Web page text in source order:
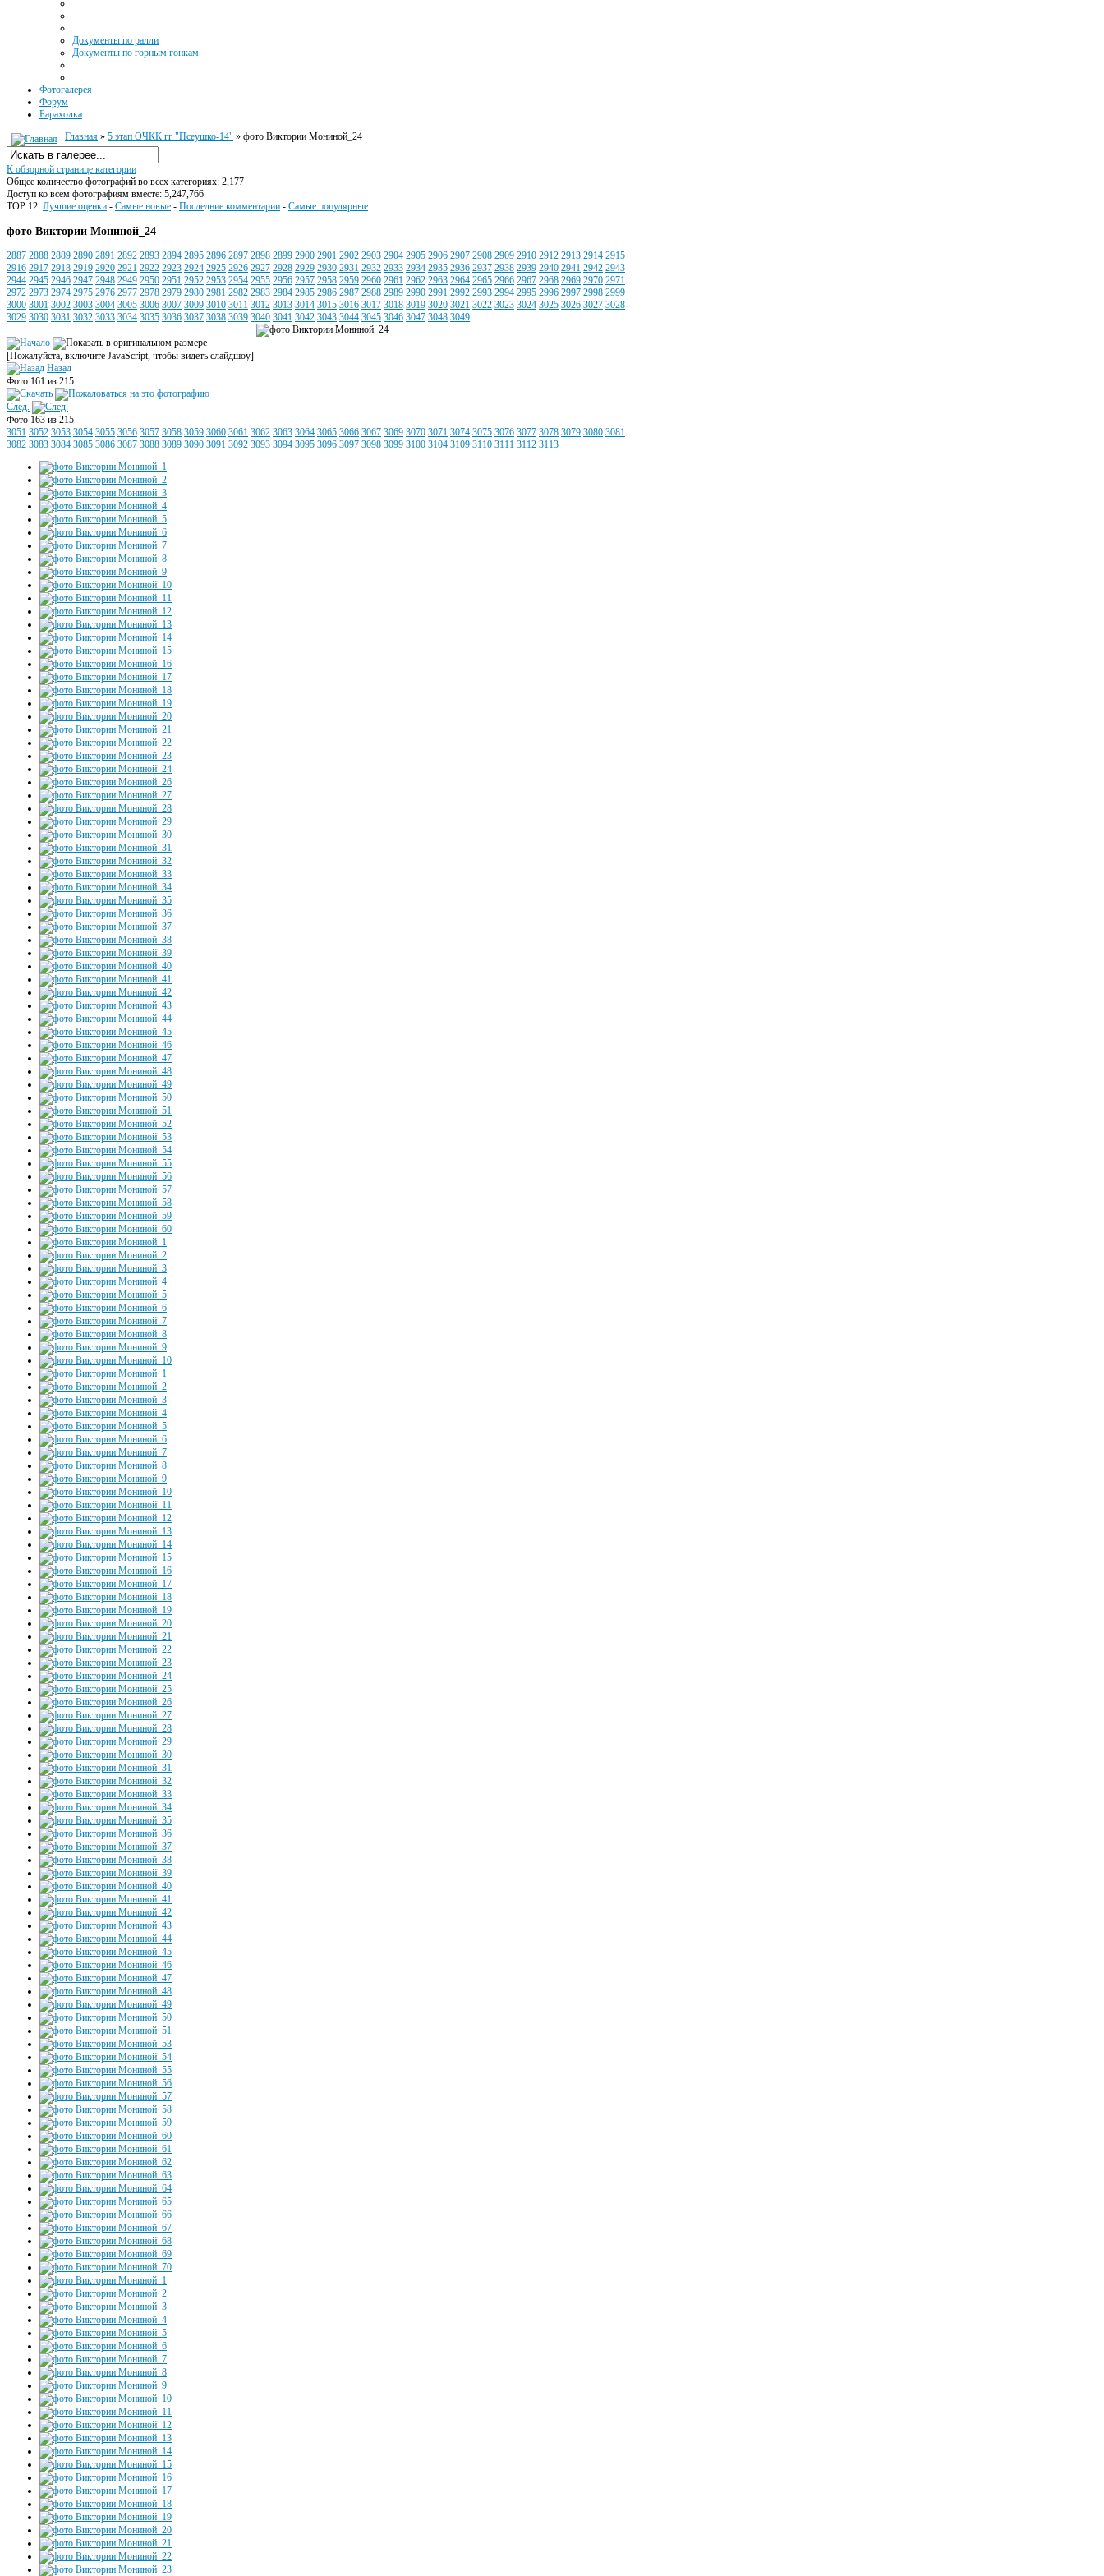
Документы по ралли
Документы по горным гонкам
Фотогалерея
Форум
Барахолка
Главная » 5 этап ОЧКК гг "Псеушко-14" » фото Виктории Мониной_24
К обзорной странице категории
Общее количество фотографий во всех категориях: 2,177
Доступ ко всем фотографиям вместе: 5,247,766
TOP 12: Лучшие оценки - Самые новые - Последние комментарии - Самые популярные
фото Виктории Мониной_24
2887 2888 2889 2890 2891 2892 2893 2894 2895 2896 2897 2898 2899 2900 2901 2902 2903 2904 2905 2906 2907 2908 2909 2910 2912 2913 2914 2915
2916 2917 2918 2919 2920 2921 2922 2923 2924 2925 2926 2927 2928 2929 2930 2931 2932 2933 2934 2935 2936 2937 2938 2939 2940 2941 2942 2943
2944 2945 2946 2947 2948 2949 2950 2951 2952 2953 2954 2955 2956 2957 2958 2959 2960 2961 2962 2963 2964 2965 2966 2967 2968 2969 2970 2971
2972 2973 2974 2975 2976 2977 2978 2979 2980 2981 2982 2983 2984 2985 2986 2987 2988 2989 2990 2991 2992 2993 2994 2995 2996 2997 2998 2999
3000 3001 3002 3003 3004 3005 3006 3007 3009 3010 3011 3012 3013 3014 3015 3016 3017 3018 3019 3020 3021 3022 3023 3024 3025 3026 3027 3028
3029 3030 3031 3032 3033 3034 3035 3036 3037 3038 3039 3040 3041 3042 3043 3044 3045 3046 3047 3048 3049
[Пожалуйста, включите JavaScript, чтобы видеть слайдшоу]
Назад
Фото 161 из 215
След.
Фото 163 из 215
3051 3052 3053 3054 3055 3056 3057 3058 3059 3060 3061 3062 3063 3064 3065 3066 3067 3069 3070 3071 3074 3075 3076 3077 3078 3079 3080 3081
3082 3083 3084 3085 3086 3087 3088 3089 3090 3091 3092 3093 3094 3095 3096 3097 3098 3099 3100 3104 3109 3110 3111 3112 3113